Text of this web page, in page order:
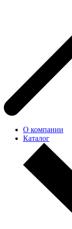
О компании
Каталог